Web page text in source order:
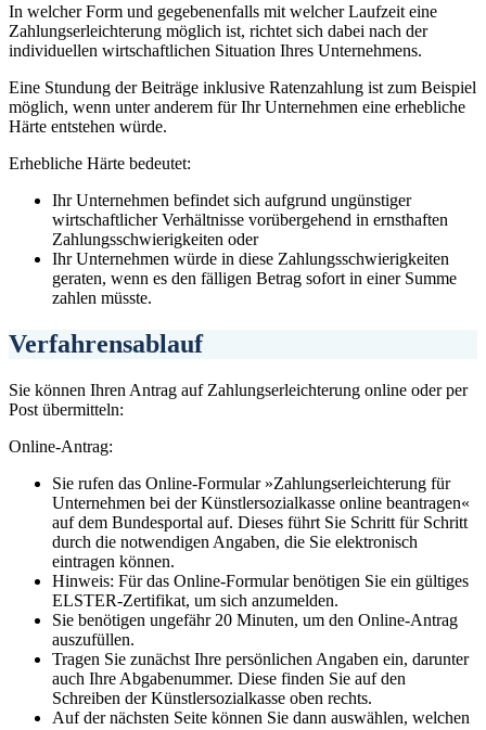
In welcher Form und gegebenenfalls mit welcher Laufzeit eine
Zahlungserleichterung möglich ist, richtet sich dabei nach der
individuellen wirtschaftlichen Situation Ihres Unternehmens.
Eine Stundung der Beiträge inklusive Ratenzahlung ist zum Beispiel
möglich, wenn unter anderem für Ihr Unternehmen eine erhebliche
Härte entstehen würde.
Erhebliche Härte bedeutet:
Ihr Unternehmen befindet sich aufgrund ungünstiger
wirtschaftlicher Verhältnisse vorübergehend in ernsthaften
Zahlungsschwierigkeiten oder
Ihr Unternehmen würde in diese Zahlungsschwierigkeiten
geraten, wenn es den fälligen Betrag sofort in einer Summe
zahlen müsste.
Verfahrensablauf
Sie können Ihren Antrag auf Zahlungserleichterung online oder per
Post übermitteln:
Online-Antrag:
Sie rufen das Online-Formular »Zahlungserleichterung für
Unternehmen bei der Künstlersozialkasse online beantragen«
auf dem Bundesportal auf. Dieses führt Sie Schritt für Schritt
durch die notwendigen Angaben, die Sie elektronisch
eintragen können.
Hinweis: Für das Online-Formular benötigen Sie ein gültiges
ELSTER-Zertifikat, um sich anzumelden.
Sie benötigen ungefähr 20 Minuten, um den Online-Antrag
auszufüllen.
Tragen Sie zunächst Ihre persönlichen Angaben ein, darunter
auch Ihre Abgabenummer. Diese finden Sie auf den
Schreiben der Künstlersozialkasse oben rechts.
Auf der nächsten Seite können Sie dann auswählen, welchen